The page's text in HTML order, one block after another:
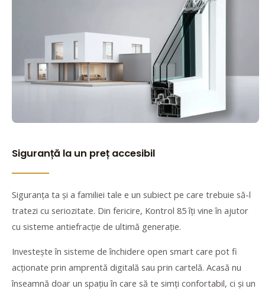
Siguranță la un preț accesibil
Siguranța ta și a familiei tale e un subiect pe care trebuie să-l
tratezi cu seriozitate. Din fericire, Kontrol 85 îți vine în ajutor
cu sisteme antiefracție de ultimă generație.
Investește în sisteme de închidere open smart care pot fi
acționate prin amprentă digitală sau prin cartelă. Acasă nu
înseamnă doar un spațiu în care să te simți confortabil, ci și un